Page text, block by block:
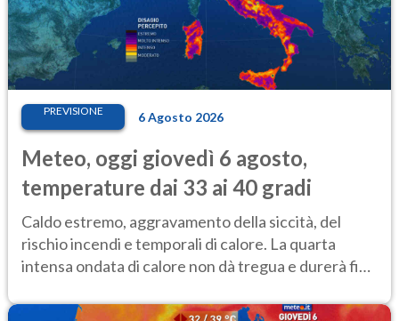
PREVISIONE 6 Agosto 2026
Meteo, oggi giovedì 6 agosto,
temperature dai 33 ai 40 gradi
Caldo estremo, aggravamento della siccità, del
rischio incendi e temporali di calore. La quarta
intensa ondata di calore non dà tregua e durerà fino